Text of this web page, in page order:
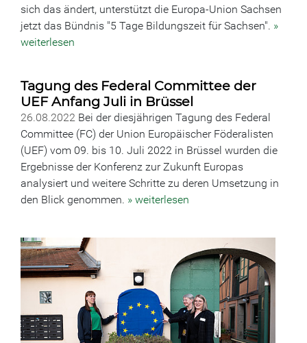
sich das ändert, unterstützt die Europa-Union Sachsen
jetzt das Bündnis "5 Tage Bildungszeit für Sachsen". »
weiterlesen
Tagung des Federal Committee der
UEF Anfang Juli in Brüssel
26.08.2022 Bei der diesjährigen Tagung des Federal
Committee (FC) der Union Europäischer Föderalisten
(UEF) vom 09. bis 10. Juli 2022 in Brüssel wurden die
Ergebnisse der Konferenz zur Zukunft Europas
analysiert und weitere Schritte zu deren Umsetzung in
den Blick genommen. » weiterlesen